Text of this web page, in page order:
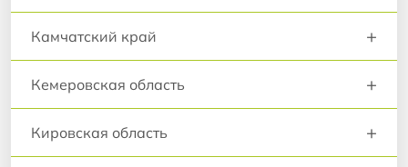
Камчатский край +
Кемеровская область +
Кировская область +